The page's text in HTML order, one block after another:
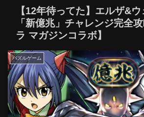
【12年待ってた】エルザ&
「新億兆」チャレンジ完全
ラ マガジンコラボ】
パズルゲーム